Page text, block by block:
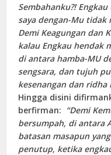
Sembahanku?!
saya dengan-Mu
Demi Keagungan dan
kalau Engkau hendak
di antara hamba-MU
sengsara, dan tujuh
kesenangan dan ridha
Hingga disini
berfirman: “Demi
bersumpah, di antara
batasan masapun
penutup, ketika